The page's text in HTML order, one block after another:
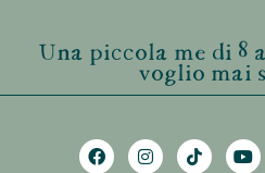
Una piccola me di 8
voglio mai